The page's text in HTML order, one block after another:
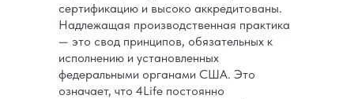
сертификацию и высоко аккредитованы.
Надлежащая производственная практика
— это свод принципов, обязательных к
исполнению и установленных
федеральными органами США. Это
означает, что 4Life постоянно